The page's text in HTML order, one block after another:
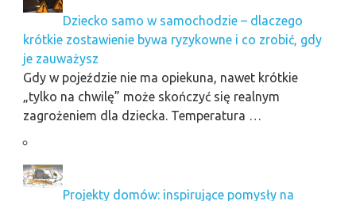
Dziecko samo w samochodzie – dlaczego
krótkie zostawienie bywa ryzykowne i co zrobić, gdy
je zauważysz
Gdy w pojeździe nie ma opiekuna, nawet krótkie
„tylko na chwilę” może skończyć się realnym
zagrożeniem dla dziecka. Temperatura …
Projekty domów: inspirujące pomysły na